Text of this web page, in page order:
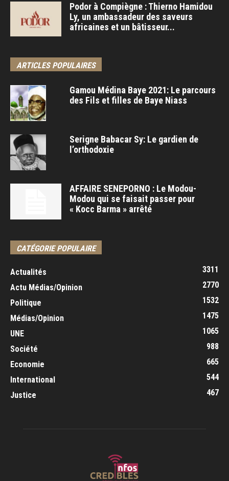
Podor à Compiègne : Thierno Hamidou
Ly, un ambassadeur des saveurs
africaines et un bâtisseur...
ARTICLES POPULAIRES
Gamou Médina Baye 2021: Le parcours
des Fils et filles de Baye Niass
Serigne Babacar Sy: Le gardien de
l’orthodoxie
AFFAIRE SENEPORNO : Le Modou-
Modou qui se faisait passer pour
« Kocc Barma » arrêté
CATÉGORIE POPULAIRE
Actualités
3311
Actu Médias/Opinion
2770
Politique
1532
Médias/Opinion
1475
UNE
1065
Société
988
Economie
665
International
544
Justice
467